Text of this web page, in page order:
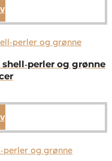
og grønne